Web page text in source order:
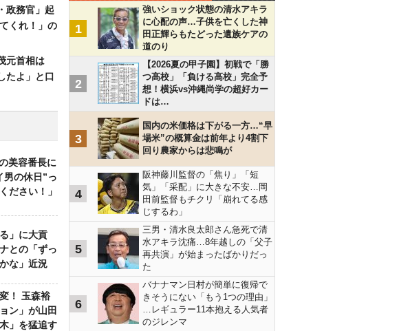
政務官」起
くれ！」の
元首相は
たよ」と口
美容番長に
男の休日”っ
ださい！」
」に大貢
との「ずっ
な」近況
！ 玉森裕
ン」が山田
」を猛追す
1
強いショック状態の清水アキラ
に心配の声…子供を亡くした神
田正輝らもたどった遺族ケアの
道のり
2
【2026夏の甲子園】初戦で「勝
つ高校」「負ける高校」完全予
想！横浜vs沖縄尚学の超好カー
ドは…
3
国内の米価格は下がる一方…“早
場米”の概算金は前年より4割下
回り農家からは悲鳴が
4
阪神藤川監督の「焦り」「短
気」「采配」に大きな不安…岡
田前監督もチクリ「崩れてる感
じするわ」
5
三男・清水良太郎さん急死で清
水アキラ沈痛…8年越しの「父子
再共演」が始まったばかりだっ
た
6
バナナマン日村が簡単に復帰で
きそうにない「もう1つの理由」
…レギュラー11本抱える人気者
のジレンマ